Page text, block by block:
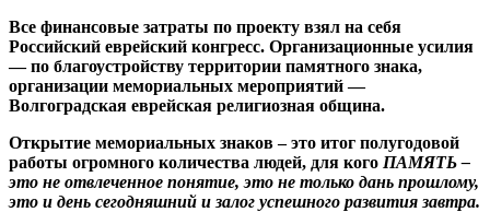
Все финансовые затраты по проекту взял на себя
Российский еврейский конгресс. Организационные усилия
— по благоустройству территории памятного знака,
организации мемориальных мероприятий —
Волгоградская еврейская религиозная община.
Открытие мемориальных знаков – это итог полугодовой
работы огромного количества людей, для кого ПАМЯТЬ –
это не отвлеченное понятие, это не только дань прошлому,
это и день сегодняшний и залог успешного развития завтра.